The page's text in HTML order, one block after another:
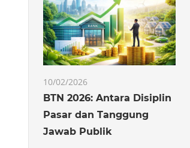
10/02/2026
BTN 2026: Antara Disiplin
Pasar dan Tanggung
Jawab Publik